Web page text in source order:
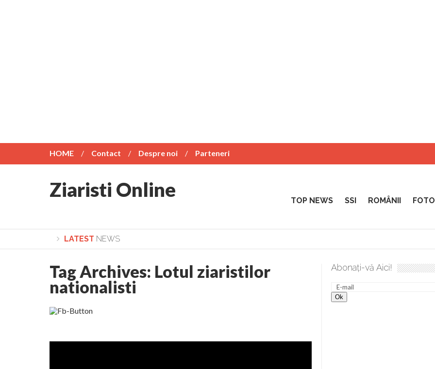
HOME Contact Despre noi Parteneri
Ziaristi Online TOP NEWS SSI ROMÂNII
LATEST NEWS
Lepădarea de sine și urmarea lui Hristos. Calea spre desăvârșire. Gând de duminică de Elena Solunca Moise
Tag Archives: Lotul ziaristilor
nationalisti
Abonați-vă Aici!